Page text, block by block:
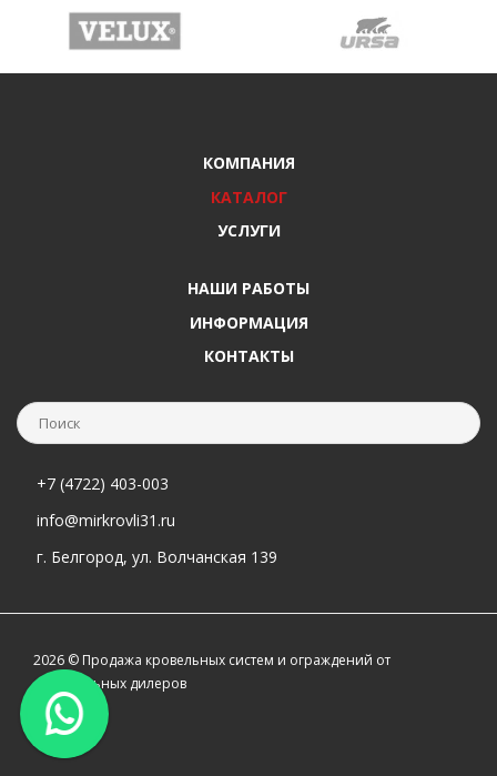
КОМПАНИЯ
КАТАЛОГ
УСЛУГИ
НАШИ РАБОТЫ
ИНФОРМАЦИЯ
КОНТАКТЫ
+7 (4722) 403-003
info@mirkrovli31.ru
г. Белгород, ул. Волчанская 139
2026 © Продажа кровельных систем и ограждений от
официальных дилеров